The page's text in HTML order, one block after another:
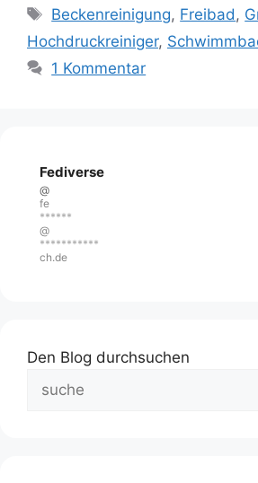
Schlagwörter
Beckenreinigung, Freibad ,
Hochdruckreiniger,
1 Kommentar
Fediverse
@
fe
******
@
***********
ch.de
Den Blog durchsuchen